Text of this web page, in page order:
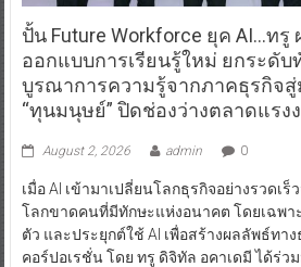
ปั้น Future Workforce ยุค AI…ทรู
ออกแบบการเรียนรู้ใหม่ ยกระดับ
บูรณาการความรู้จากภาคธุรกิจสู่
“ทุนมนุษย์” ปิดช่องว่างตลาดแร
August 2, 2026 admin 0
เมื่อ AI เข้ามาเปลี่ยนโลกธุรกิจอย่างรวดเ
โลกขาดคนที่มีทักษะแห่งอนาคต โดยเฉพา
ตัว และประยุกต์ใช้ AI เพื่อสร้างผลลัพธ์ทาง
คอร์ปอเรชั่น โดย ทรู ดิจิทัล อคาเดมี ได้ร่ว